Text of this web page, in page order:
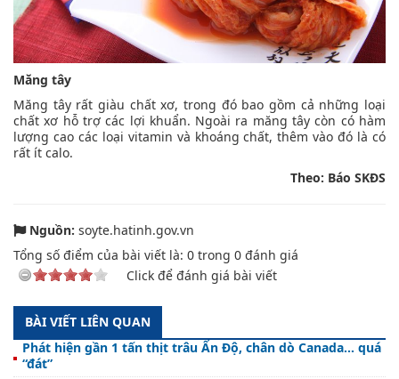
Măng tây
Măng tây rất giàu chất xơ, trong đó bao gồm cả những loại
chất xơ hỗ trợ các lợi khuẩn. Ngoài ra măng tây còn có hàm
lượng cao các loại vitamin và khoáng chất, thêm vào đó là có
rất ít calo.
Theo: Báo SKĐS
Nguồn: soyte.hatinh.gov.vn
Tổng số điểm của bài viết là: 0 trong 0 đánh giá
Click để đánh giá bài viết
BÀI VIẾT LIÊN QUAN
Phát hiện gần 1 tấn thịt trâu Ấn Độ, chân dò Canada… quá
“đát”